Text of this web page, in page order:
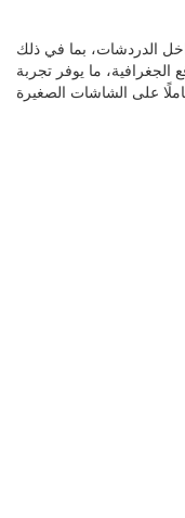
الدردشات، بما في ذلك
الجغرافية، ما يوفر تجربة